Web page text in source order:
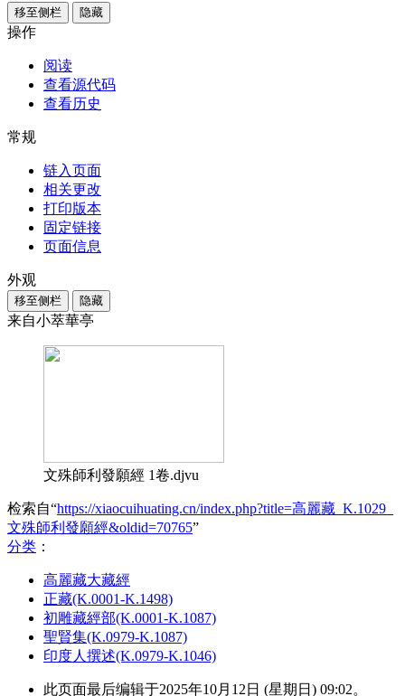
移至侧栏 隐藏
操作
阅读
查看源代码
查看历史
常规
链入页面
相关更改
打印版本
固定链接
页面信息
外观
移至侧栏 隐藏
来自小萃華亭
文殊師利發願經 1卷.djvu
检索自“https://xiaocuihuating.cn/index.php?title=高麗藏_K.1029_
文殊師利發願經&oldid=70765”
分类 ：​
高麗藏大藏經
正藏(K.0001-K.1498)
初雕藏經部(K.0001-K.1087)
聖賢集(K.0979-K.1087)
印度人撰述(K.0979-K.1046)
此页面最后编辑于2025年10月12日 (星期日) 09:02。